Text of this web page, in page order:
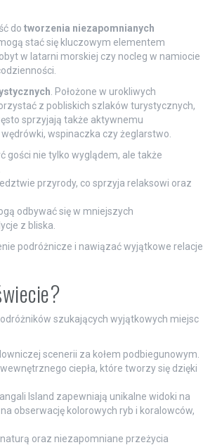
do tworzenia niezapomnianych
stać się kluczowym elementem
w latarni morskiej czy nocleg w namiocie
. Położone w urokliwych
z pobliskich szlaków turystycznych,
sprzyjają także aktywnemu
wspinaczka czy żeglarstwo.
gości nie tylko wyglądem, ale także
przyrody, co sprzyja relaksowi oraz
odbywać się w mniejszych
z bliska.
podróżnicze i nawiązać wyjątkowe relacje
szukających wyjątkowych miejsc
scenerii za kołem podbiegunowym.
ciepła, które tworzy się dzięki
Island zapewniają unikalne widoki na
obserwację kolorowych ryb i koralowców,
oraz niezapomniane przeżycia